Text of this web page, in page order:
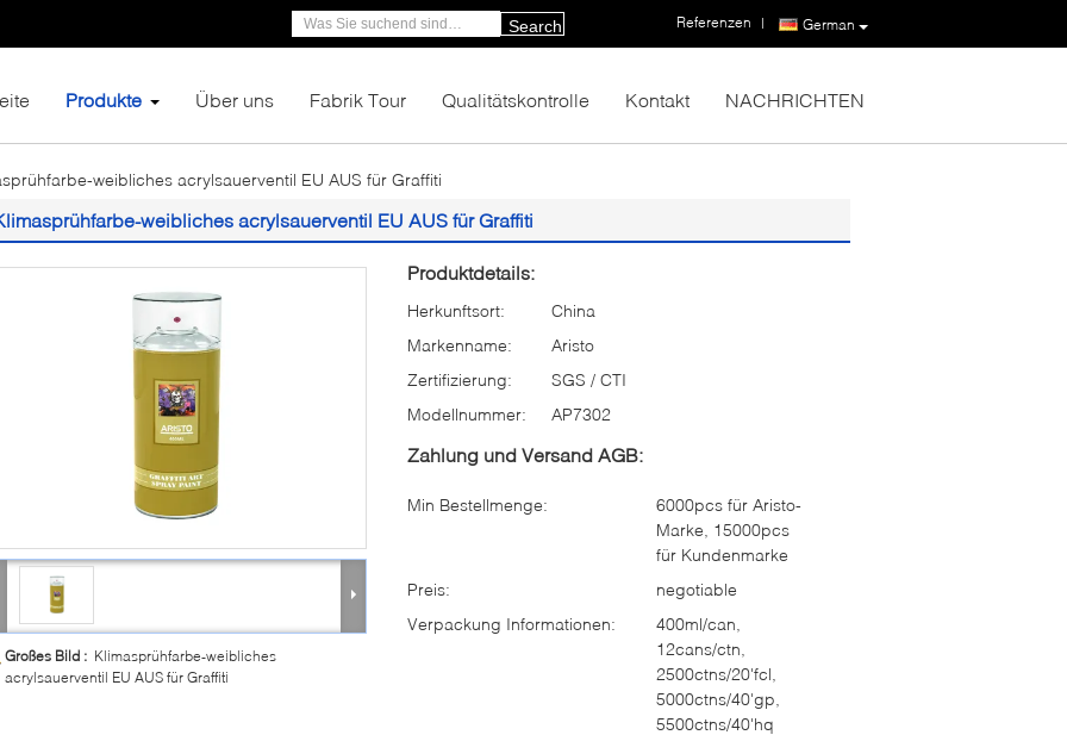
German
Referenzen |
Search
Produkte Über uns Fabrik Tour Qualitätskontrolle Kontakt NACHRICHTEN
weibliches acrylsauerventil EU AUS für Graffiti
weibliches acrylsauerventil EU AUS für Graffiti
Großes Bild : Klimasprühfarbe-weibliches
acrylsauerventil EU AUS für Graffiti
Produktdetails:
Herkunftsort:
China
Markenname:
Aristo
Zertifizierung:
SGS / CTI
Modellnummer:
AP7302
Zahlung und Versand AGB:
Min Bestellmenge:
6000pcs für Aristo-
Marke, 15000pcs
für Kundenmarke
Preis:
negotiable
Verpackung Informationen:
400ml/can,
12cans/ctn,
2500ctns/20'fcl,
5000ctns/40'gp,
5500ctns/40'hq